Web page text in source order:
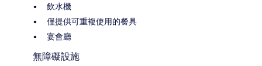
飲水機
僅提供可重複使用的餐具
宴會廳
無障礙設施